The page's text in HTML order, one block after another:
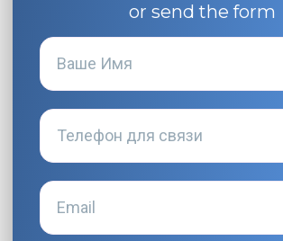
or send the form